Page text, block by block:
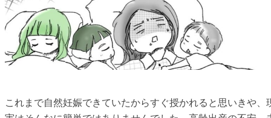
これまで自然妊娠できていたからすぐ授かれると思いきや、